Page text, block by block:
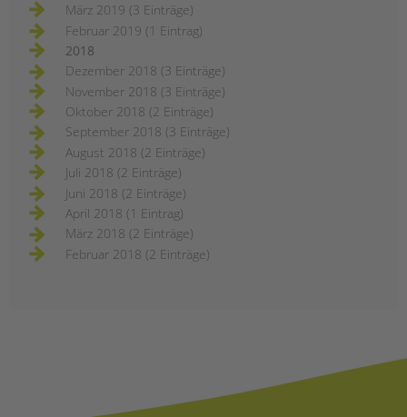
März 2019 (3 Einträge)
Februar 2019 (1 Eintrag)
2018
Dezember 2018 (3 Einträge)
November 2018 (3 Einträge)
Oktober 2018 (2 Einträge)
September 2018 (3 Einträge)
August 2018 (2 Einträge)
Juli 2018 (2 Einträge)
Juni 2018 (2 Einträge)
April 2018 (1 Eintrag)
März 2018 (2 Einträge)
Februar 2018 (2 Einträge)